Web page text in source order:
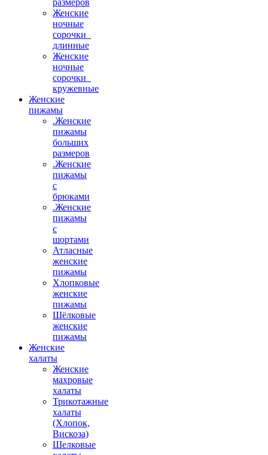
размеров
Женские
ночные
сорочки_
длинные
Женские
ночные
сорочки_
кружевные
Женские
пижамы
.Женские
пижамы
больших
размеров
.Женские
пижамы
с
брюками
.Женские
пижамы
с
шортами
Атласные
женские
пижамы
Хлопковые
женские
пижамы
Шёлковые
женские
пижамы
Женские
халаты
Женские
махровые
халаты
Трикотажные
халаты
(Хлопок,
Вискоза)
Шелковые